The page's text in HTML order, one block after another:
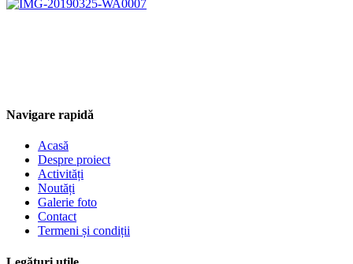
Navigare rapidă
Acasă
Despre proiect
Activități
Noutăți
Galerie foto
Contact
Termeni și condiții